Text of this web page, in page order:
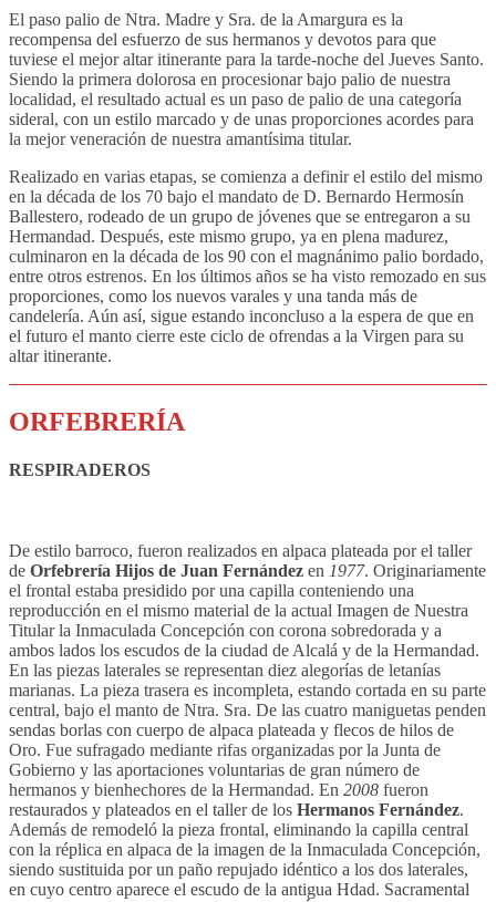
El paso palio de Ntra. Madre y Sra. de la Amargura es la
recompensa del esfuerzo de sus hermanos y devotos para que
tuviese el mejor altar itinerante para la tarde-noche del Jueves Santo.
Siendo la primera dolorosa en procesionar bajo palio de nuestra
localidad, el resultado actual es un paso de palio de una categoría
sideral, con un estilo marcado y de unas proporciones acordes para
la mejor veneración de nuestra amantísima titular.
Realizado en varias etapas, se comienza a definir el estilo del mismo
en la década de los 70 bajo el mandato de D. Bernardo Hermosín
Ballestero, rodeado de un grupo de jóvenes que se entregaron a su
Hermandad. Después, este mismo grupo, ya en plena madurez,
culminaron en la década de los 90 con el magnánimo palio bordado,
entre otros estrenos. En los últimos años se ha visto remozado en sus
proporciones, como los nuevos varales y una tanda más de
candelería. Aún así, sigue estando inconcluso a la espera de que en
el futuro el manto cierre este ciclo de ofrendas a la Virgen para su
altar itinerante.
ORFEBRERÍA
RESPIRADEROS
De estilo barroco, fueron realizados en alpaca plateada por el taller
de Orfebrería Hijos de Juan Fernández en 1977. Originariamente
el frontal estaba presidido por una capilla conteniendo una
reproducción en el mismo material de la actual Imagen de Nuestra
Titular la Inmaculada Concepción con corona sobredorada y a
ambos lados los escudos de la ciudad de Alcalá y de la Hermandad.
En las piezas laterales se representan diez alegorías de letanías
marianas. La pieza trasera es incompleta, estando cortada en su parte
central, bajo el manto de Ntra. Sra. De las cuatro maniguetas penden
sendas borlas con cuerpo de alpaca plateada y flecos de hilos de
Oro. Fue sufragado mediante rifas organizadas por la Junta de
Gobierno y las aportaciones voluntarias de gran número de
hermanos y bienhechores de la Hermandad. En 2008 fueron
restaurados y plateados en el taller de los Hermanos Fernández.
Además de remodeló la pieza frontal, eliminando la capilla central
con la réplica en alpaca de la imagen de la Inmaculada Concepción,
siendo sustituida por un paño repujado idéntico a los dos laterales,
en cuyo centro aparece el escudo de la antigua Hdad. Sacramental